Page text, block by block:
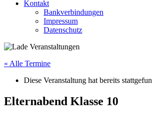
Kontakt
Bankverbindungen
Impressum
Datenschutz
« Alle Termine
Diese Veranstaltung hat bereits
Elternabend Klasse 10